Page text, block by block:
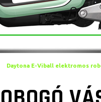
Daytona E-Viball elektromos